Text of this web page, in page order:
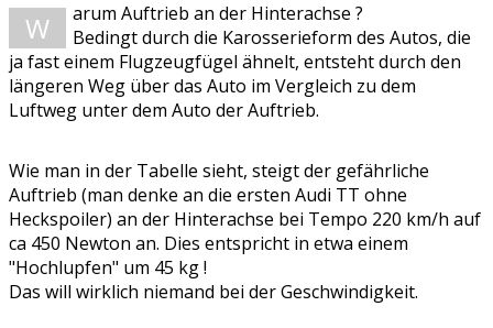
W
arum Auftrieb an der Hinterachse ?
Bedingt durch die Karosserieform des Autos, die
ja fast einem Flugzeugfügel ähnelt, entsteht durch den
längeren Weg über das Auto im Vergleich zu dem
Luftweg unter dem Auto der Auftrieb.
Wie man in der Tabelle sieht, steigt der gefährliche
Auftrieb (man denke an die ersten Audi TT ohne
Heckspoiler) an der Hinterachse bei Tempo 220 km/h auf
ca 450 Newton an. Dies entspricht in etwa einem
"Hochlupfen" um 45 kg !
Das will wirklich niemand bei der Geschwindigkeit.